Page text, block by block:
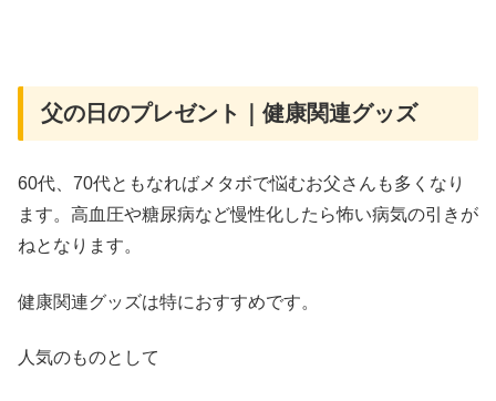
父の日のプレゼント｜健康関連グッズ
60代、70代ともなればメタボで悩むお父さんも多くなり
ます。高血圧や糖尿病など慢性化したら怖い病気の引きが
ねとなります。
健康関連グッズは特におすすめです。
人気のものとして